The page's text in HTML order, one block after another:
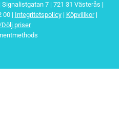
7 | 721 31 Västerås |
00 | Integritetspolicy| Köpvillkor|
priser